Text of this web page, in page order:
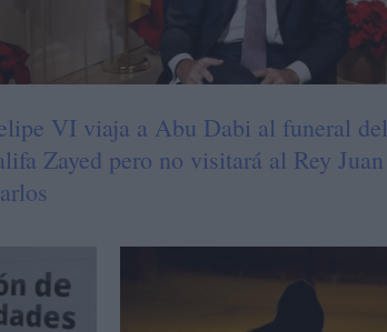
VI viaja a Abu Dabi al funeral del
Zayed pero no visitará al Rey Juan